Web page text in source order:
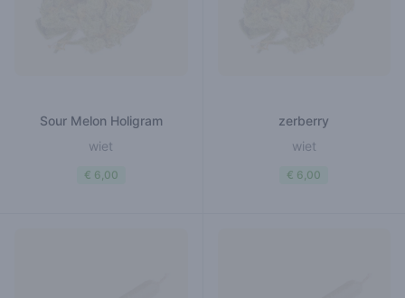
Sour Melon Holigram
wiet
€ 6,00
zerberry
wiet
€ 6,00